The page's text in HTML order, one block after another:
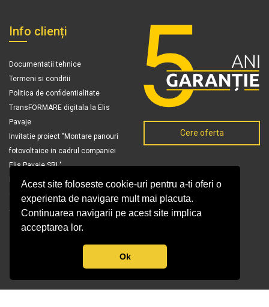
Acest site foloseste cookie-uri pentru a-ti oferi o
experienta de navigare mult mai placuta.
Continuarea navigarii pe acest site implica
acceptarea lor.
Ok
Info clienți
Documentatii tehnice
Termeni si conditii
Politica de confidentialitate
TransFORMARE digitala la Elis
Pavaje
Invitatie proiect "Montare panouri
fotovoltaice in cadrul companiei
Elis Pavaje SRL"
Politica si angajamentul
ANPC
Cere oferta